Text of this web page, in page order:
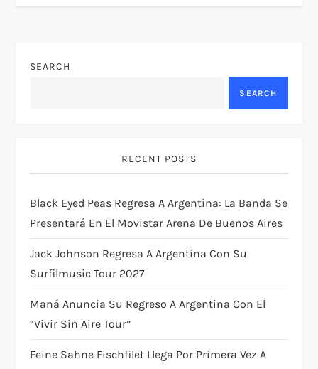
g
a
t
i
o
SEARCH
SEARCH
RECENT POSTS
Black Eyed Peas Regresa A Argentina: La Banda Se
Presentará En El Movistar Arena De Buenos Aires
Jack Johnson Regresa A Argentina Con Su
Surfilmusic Tour 2027
Maná Anuncia Su Regreso A Argentina Con El
“Vivir Sin Aire Tour”
Feine Sahne Fischfilet Llega Por Primera Vez A